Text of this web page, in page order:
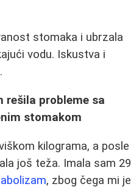
stomaka i ubrzala
vodu. Iskustva i
rešila probleme sa
stomakom
kilograma, a posle
još teža. Imala sam 29
, zbog čega mi je